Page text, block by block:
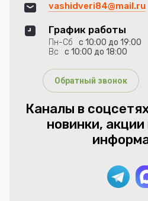
vashidveri84@mail.ru
График работы
Пн-Сб
с 10:00 до 19:00
Вс
с 10:00 до 18:00
Обратный звонок
Каналы в
новинки,